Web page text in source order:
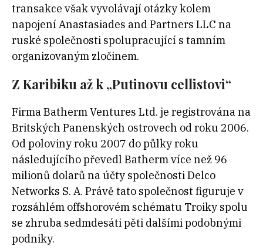
transakce však vyvolávají otázky kolem
napojení Anastasiades and Partners LLC na
ruské společnosti spolupracující s tamním
organizovaným zločinem.
Z Karibiku až k „Putinovu cellistovi“
Firma Batherm Ventures Ltd. je registrována na
Britských Panenských ostrovech od roku 2006.
Od poloviny roku 2007 do půlky roku
následujícího převedl Batherm více než 96
milionů dolarů na účty společnosti Delco
Networks S. A. Právě tato společnost figuruje v
rozsáhlém offshorovém schématu Troiky spolu
se zhruba sedmdesáti pěti dalšími podobnými
podniky.